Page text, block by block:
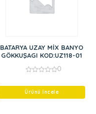
BATARYA UZAY MİX BANYO
GÖKKUŞAGI KOD:UZ118-01
of
0
Ürünü İncele